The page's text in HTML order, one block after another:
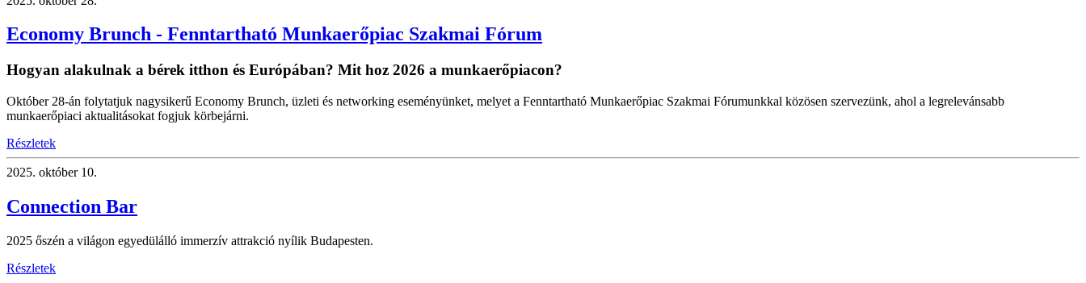
Economy Brunch - Fenntartható Munkaerőpiac Szakmai Fórum
Hogyan alakulnak a bérek itthon és Európában? Mit hoz 2026 a munkaerőpiacon?
Október 28-án folytatjuk nagysikerű Economy Brunch, üzleti és networking eseményünket, melyet a Fenntartható Munkaerőpiac Szakmai Fórumunkkal közösen szervezünk, ahol a legrelevánsabb
munkaerőpiaci aktualitásokat fogjuk körbejárni.
Részletek
2025. október 10.
Connection Bar
2025 őszén a világon egyedülálló immerzív attrakció nyílik Budapesten.
Részletek